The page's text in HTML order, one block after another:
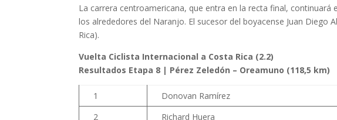
La carrera centroamericana, que entra en la recta final,
los alrededores del Naranjo. El sucesor del boyacense Juan
Rica).
Vuelta Ciclista Internacional a Costa Rica (2.2)
Resultados Etapa 8 | Pérez Zeledón – Oreamuno (118,5 km)
1 Donovan Ramírez
2
Richard Huera